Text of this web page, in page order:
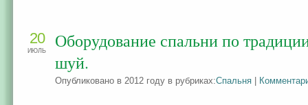
Оборудование спальни по
шуй.
Опубликовано в 2012 году в рубриках:Спальня
20
ИЮЛЬ